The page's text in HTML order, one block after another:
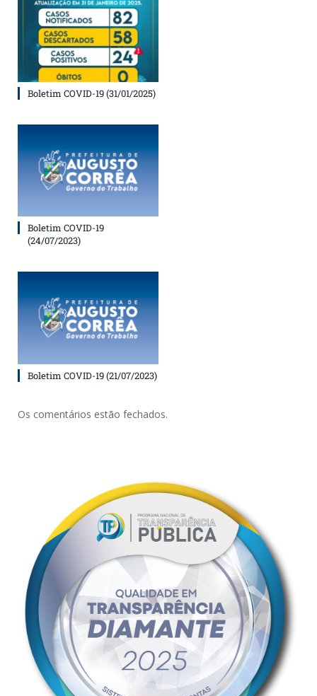
Boletim COVID-19 (31/01/2025)
Boletim COVID-19
(24/07/2023)
Boletim COVID-19 (21/07/2023)
Os comentários estão fechados.